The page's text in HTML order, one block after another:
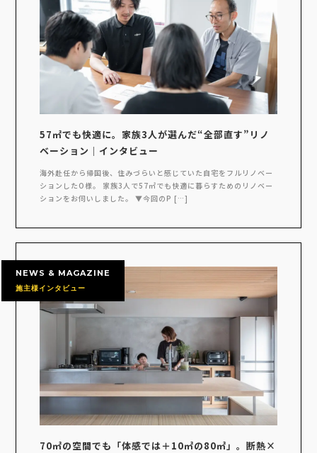
57㎡でも快適に。家族3人が選んだ“全部直す”リノ
ベーション｜インタビュー
海外赴任から帰国後、住みづらいと感じていた自宅をフルリノベー
ションしたO様。 家族3人で57㎡でも快適に暮らすためのリノベー
ションをお伺いしました。 ▼今回のP […]
NEWS & MAGAZINE
施主様インタビュー
70㎡の空間でも「体感では＋10㎡の80㎡」。断熱×